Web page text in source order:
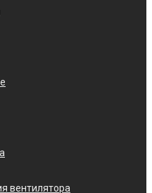
вентилятора